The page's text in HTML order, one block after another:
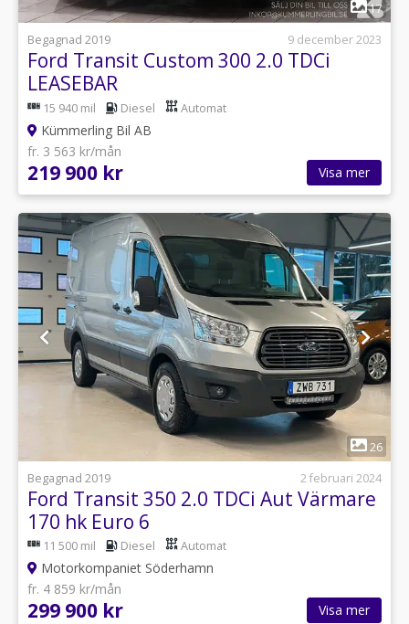
17
Begagnad 2019
9 december 2023
Ford Transit Custom 300 2.0 TDCi
LEASEBAR
15 940 mil Diesel Automat
Kümmerling Bil AB
fr. 3 563 kr/mån
219 900 kr Visa mer
1
26
Begagnad 2019
2 februari 2024
Ford Transit 350 2.0 TDCi Aut Värmare
170 hk Euro 6
11 500 mil Diesel Automat
Motorkompaniet Söderhamn
fr. 4 859 kr/mån
299 900 kr Visa mer